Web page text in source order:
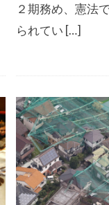
２期務め、憲法
られてい […]